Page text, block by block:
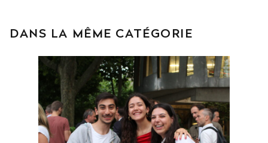
DANS LA MÊME CATÉGORIE